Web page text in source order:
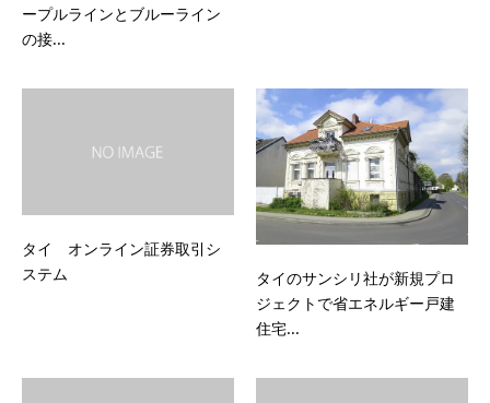
ープルラインとブルーライン
の接...
タイ オンライン証券取引シ
ステム
タイのサンシリ社が新規プロ
ジェクトで省エネルギー戸建
住宅...